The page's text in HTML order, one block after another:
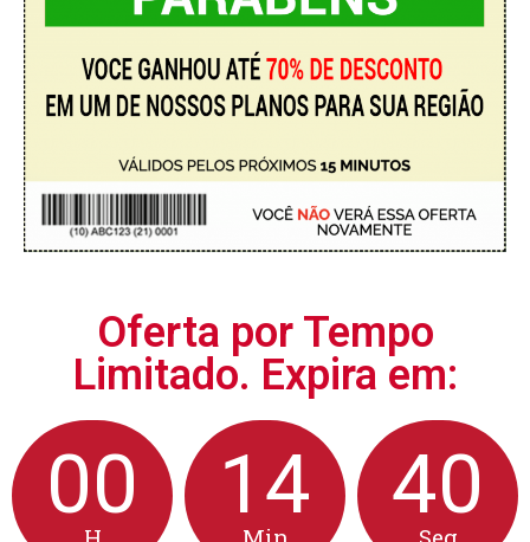
Oferta por Tempo
Limitado. Expira em:
00 14 39